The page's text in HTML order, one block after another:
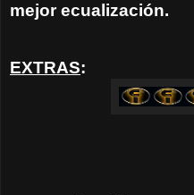
mejor ecualización.
EXTRAS: